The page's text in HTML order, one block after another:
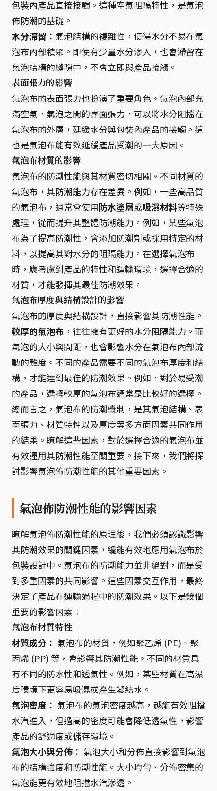
包裝內產品直接接觸。這種空氣阻隔特性，是氣泡
佈防潮的基礎。
水分滯留： 氣泡結構的複雜性，使得水分不易在氣
泡布內部積聚。即使有少量水分滲入，也會滯留在
氣泡結構的縫隙中，不會立即與產品接觸。
表面張力的影響
氣泡布的表面張力也扮演了重要角色。氣泡內部充
滿空氣，氣泡之間的界面張力，可以將水分阻擋在
氣泡布的外層，延緩水分與包裝內產品的接觸。這
也是氣泡布能有效延緩產品受潮的一大原因。
氣泡布材質的影響
氣泡布的防潮性能與其材質密切相關。不同材質的
氣泡布，其防潮能力存在差異。例如，一些高品質
的氣泡布，通常會使用防水塗層或吸濕材料等特殊
處理，從而提升其整體防潮能力。例如，某些氣泡
布為了提高防潮性，會添加防潮劑或採用特定的材
料，以提高其對水分的阻隔能力。在選擇氣泡布
時，應考慮到產品的特性和運輸環境，選擇合適的
材質，才能發揮其最佳防潮效果。
氣泡布厚度與結構設計的影響
氣泡布的厚度與結構設計，直接影響其防潮性能。
較厚的氣泡布 ，往往擁有更好的水分阻隔能力。而
氣泡的大小與間距，也會影響水分在氣泡布內部流
動的難度。不同的產品需要不同的氣泡布厚度和結
構，才能達到最佳的防潮效果。例如，對於易受潮
的產品，選擇較厚的氣泡布通常是比較好的選擇。
總而言之，氣泡布的防潮機制，是其氣泡結構、表
面張力、材質特性以及厚度等多方面因素共同作用
的結果。瞭解這些因素，對於選擇合適的氣泡布並
有效運用其防潮性能至關重要。接下來，我們將探
討影響氣泡佈防潮性能的其他重要因素。
氣泡佈防潮性能的影響因素
瞭解氣泡佈防潮性能的原理後，我們必須認識影響
其防潮效果的關鍵因素，纔能有效地應用氣泡布於
包裝設計中。氣泡布的防潮能力並非絕對，而是受
到多重因素的共同影響。這些因素交互作用，最終
決定了產品在運輸過程中的防潮效果。以下是幾個
重要的影響因素：
氣泡布材質特性
材質成分： 氣泡布的材質，例如聚乙烯 (PE)、聚
丙烯 (PP) 等，會影響其防潮性能。不同的材質具
有不同的防水性和透氣性。例如，某些材質在高濕
度環境下更容易吸濕或產生凝結水。
氣泡密度： 氣泡布的氣泡密度越高，越能有效阻擋
水汽進入，但過高的密度可能會降低透氣性，影響
產品的舒適度或儲存環境。
氣泡大小與分佈： 氣泡大小和分佈直接影響到氣泡
布的結構強度和防潮性能。大小均勻、分佈密集的
氣泡能更有效地阻擋水汽滲透。